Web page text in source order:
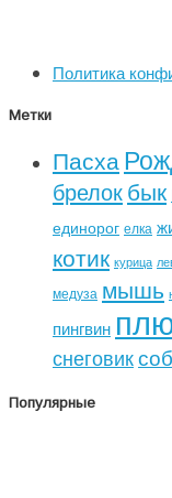
Политика
Метки
Пасха
брелокбык
единорог елка
котик курица
медуза мышь
пингвин
снеговик
Популярные